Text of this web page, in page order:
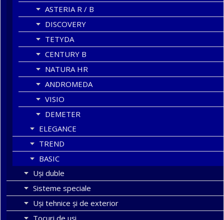
ASTERIA R / B
DISCOVERY
TETYDA
CENTURY B
NATURA HR
ANDROMEDA
VISIO
DEMETER
ELEGANCE
TREND
BASIC
Uşi duble
Sisteme speciale
Uși tehnice și de exterior